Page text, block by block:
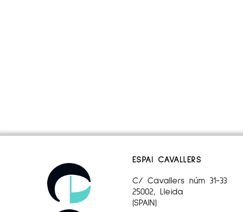
ESPAI CAVALLERS
C/ Cavallers núm 31-33
25002, Lleida
(SPAIN)